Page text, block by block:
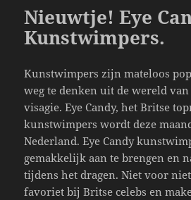
o
k
Nieuwtje! Eye
Kunstwimpers.
Kunstwimpers zijn mateloos
weg te denken uit de wereld
visagie. Eye Candy, het Britse
kunstwimpers wordt deze
Nederland. Eye Candy
gemakkelijk aan te brengen en
tijdens het dragen. Niet voor
favoriet bij Britse celebs en